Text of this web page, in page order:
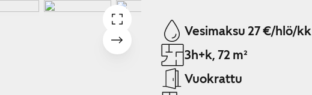
Vesimaksu 27 €/hlö/kk
3h+k, 72 m²
Vuokrattu